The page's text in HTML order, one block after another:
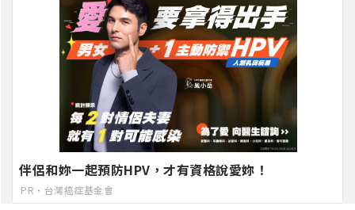
伴侶和妳一起預防HPV，才有資格說愛妳！
PR・台灣癌症基金會